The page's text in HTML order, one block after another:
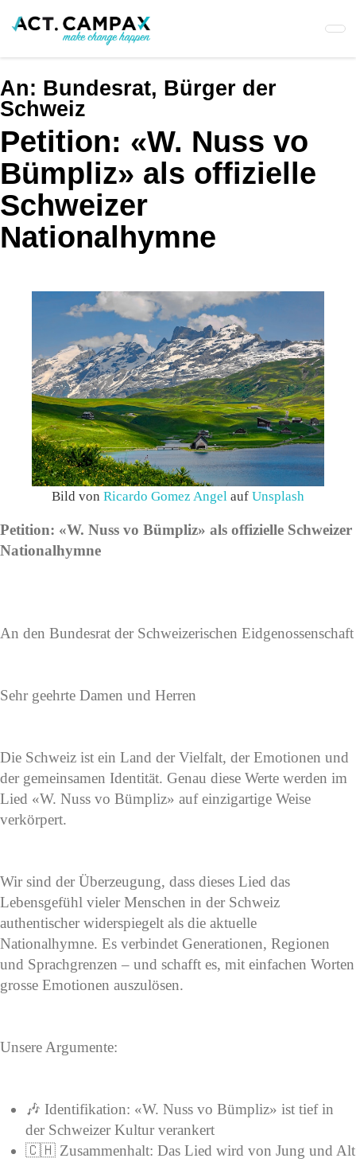
An: Bundesrat, Bürger der
Schweiz
Petition: «W. Nuss vo
Bümpliz» als offizielle
Schweizer
Nationalhymne
Bild von Ricardo Gomez Angel auf Unsplash
Petition: «W. Nuss vo Bümpliz» als offizielle Schweizer
Nationalhymne
An den Bundesrat der Schweizerischen Eidgenossenschaft
Sehr geehrte Damen und Herren
Die Schweiz ist ein Land der Vielfalt, der Emotionen und
der gemeinsamen Identität. Genau diese Werte werden im
Lied «W. Nuss vo Bümpliz» auf einzigartige Weise
verkörpert.
Wir sind der Überzeugung, dass dieses Lied das
Lebensgefühl vieler Menschen in der Schweiz
authentischer widerspiegelt als die aktuelle
Nationalhymne. Es verbindet Generationen, Regionen
und Sprachgrenzen – und schafft es, mit einfachen Worten
grosse Emotionen auszulösen.
Unsere Argumente:
🎶 Identifikation: «W. Nuss vo Bümpliz» ist tief in
der Schweizer Kultur verankert
🇨🇭 Zusammenhalt: Das Lied wird von Jung und Alt